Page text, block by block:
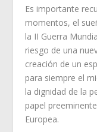
Es importante
momentos, el
la II Guerra
riesgo de una
creación de un
para siempre el
la dignidad de la
papel
Europea.